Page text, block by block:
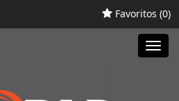
Favoritos (0)